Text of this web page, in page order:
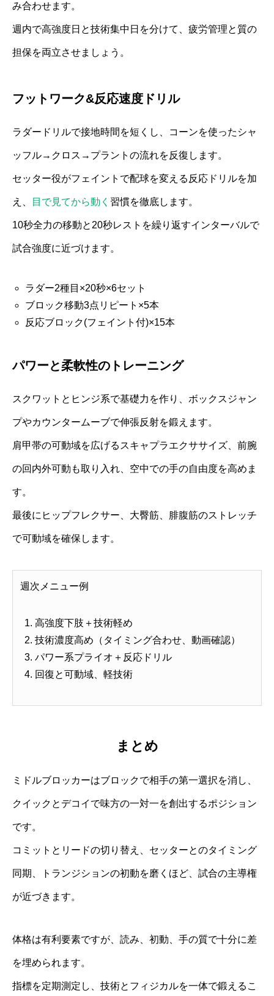
み合わせます。
週内で高強度日と技術集中日を分けて、疲労管理と質の
担保を両立させましょう。
フットワーク&反応速度ドリル
ラダードリルで接地時間を短くし、コーンを使ったシャ
ッフル→クロス→プラントの流れを反復します。
セッター役がフェイントで配球を変える反応ドリルを加
え、 目で見てから動く 習慣を徹底します。
10秒全力の移動と20秒レストを繰り返すインターバルで
試合強度に近づけます。
ラダー2種目×20秒×6セット
ブロック移動3点リピート×5本
反応ブロック(フェイント付)×15本
パワーと柔軟性のトレーニング
スクワットとヒンジ系で基礎力を作り、ボックスジャン
プやカウンタームーブで伸張反射を鍛えます。
肩甲帯の可動域を広げるスキャプラエクササイズ、前腕
の回内外可動も取り入れ、空中での手の自由度を高めま
す。
最後にヒップフレクサー、大臀筋、腓腹筋のストレッチ
で可動域を確保します。
週次メニュー例
高強度下肢＋技術軽め
技術濃度高め（タイミング合わせ、動画確認）
パワー系プライオ＋反応ドリル
回復と可動域、軽技術
まとめ
ミドルブロッカーはブロックで相手の第一選択を消し、
クイックとデコイで味方の一対一を創出するポジション
です。
コミットとリードの切り替え、セッターとのタイミング
同期、トランジションの初動を磨くほど、試合の主導権
が近づきます。
体格は有利要素ですが、読み、初動、手の質で十分に差
を埋められます。
指標を定期測定し、技術とフィジカルを一体で鍛えるこ